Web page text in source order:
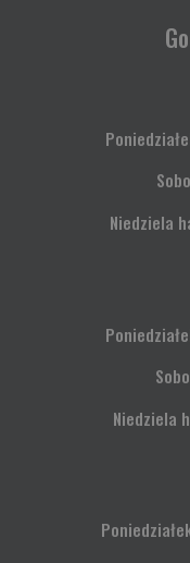
Niedziela
Niedziela